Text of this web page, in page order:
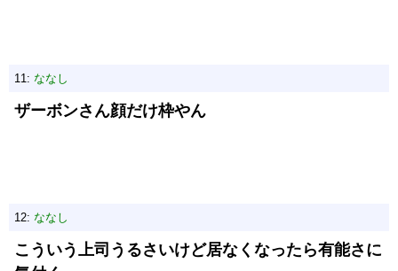
11: ななし
ザーボンさん顔だけ枠やん
12: ななし
こういう上司うるさいけど居なくなったら有能さに